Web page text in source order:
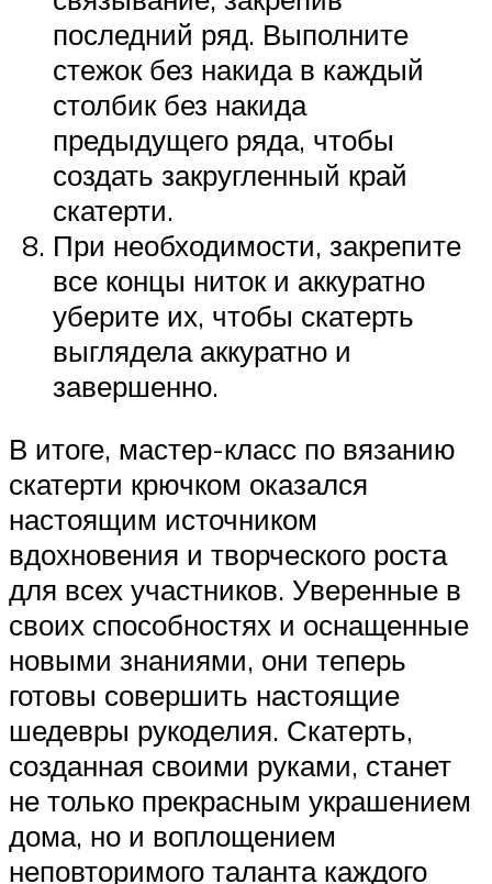
последний ряд. Выполните
стежок без накида в каждый
столбик без накида
предыдущего ряда, чтобы
создать закругленный край
скатерти.
При необходимости, закрепите
все концы ниток и аккуратно
уберите их, чтобы скатерть
выглядела аккуратно и
завершенно.
В итоге, мастер-класс по вязанию
скатерти крючком оказался
настоящим источником
вдохновения и творческого роста
для всех участников. Уверенные в
своих способностях и оснащенные
новыми знаниями, они теперь
готовы совершить настоящие
шедевры рукоделия. Скатерть,
созданная своими руками, станет
не только прекрасным украшением
дома, но и воплощением
неповторимого таланта каждого